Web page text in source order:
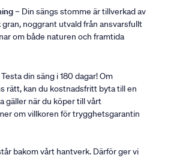
– Din sängs stomme är tillverkad av
noggrant utvald från ansvarsfullt
om både naturen och framtida
din säng i 180 dagar! Om
rätt, kan du kostnadsfritt byta till en
gäller när du köper till vårt
om villkoren för trygghetsgarantin
bakom vårt hantverk. Därför ger vi